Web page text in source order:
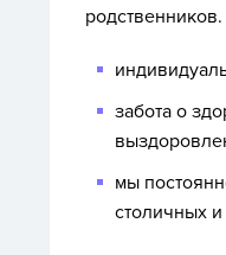
родственников.
забота о
мы
столичных